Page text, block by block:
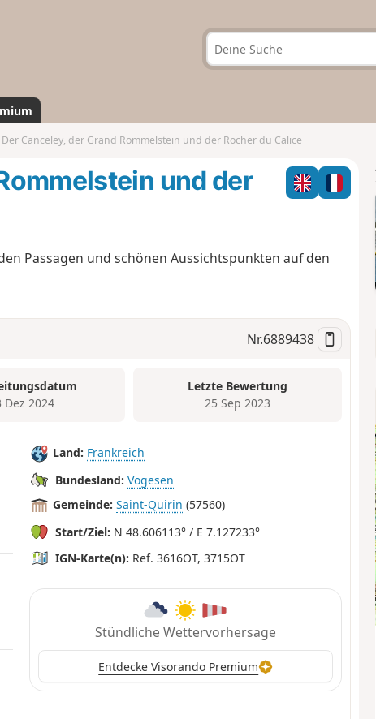
Der Canceley, der Grand Rommelstein und der Rocher du Calice
und der
Passagen und schönen Aussichtspunkten auf den
Nr.6889438
Dez 2024
Letzte Bewertung
25 Sep 2023
Land: Frankreich
Bundesland: Vogesen
Gemeinde: Saint-Quirin (57560)
Start/Ziel: N 48.606113° / E 7.127233°
IGN-Karte(n): Ref. 3616OT, 3715OT
Stündliche Wettervorhersage
Entdecke Visorando Premium